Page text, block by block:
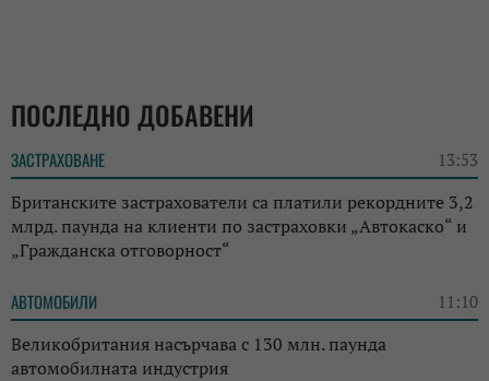
ПОСЛЕДНО ДОБАВЕНИ
ЗАСТРАХОВАНЕ 13:53
Британските застрахователи са платили рекордните 3,2
млрд. паунда на клиенти по застраховки „Автокаско“ и
„Гражданска отговорност“
АВТОМОБИЛИ 11:10
Великобритания насърчава с 130 млн. паунда
автомобилната индустрия